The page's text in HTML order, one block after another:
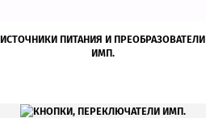
ИСТОЧНИКИ ПИТАНИЯ И ПРЕОБРАЗОВАТЕЛИ
ИМП.